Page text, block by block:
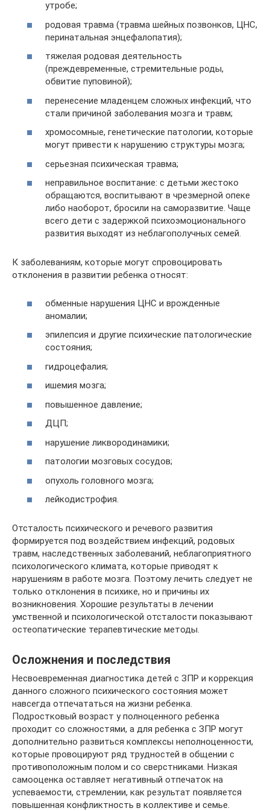
утробе;
родовая травма (травма шейных позвонков, ЦНС,
перинатальная энцефалопатия);
тяжелая родовая деятельность
(преждевременные, стремительные роды,
обвитие пуповиной);
перенесение младенцем сложных инфекций, что
стали причиной заболевания мозга и травм;
хромосомные, генетические патологии, которые
могут привести к нарушению структуры мозга;
серьезная психическая травма;
неправильное воспитание: с детьми жестоко
обращаются, воспитывают в чрезмерной опеке
либо наоборот, бросили на саморазвитие. Чаще
всего дети с задержкой психоэмоционального
развития выходят из неблагополучных семей.
К заболеваниям, которые могут спровоцировать
отклонения в развитии ребенка относят:
обменные нарушения ЦНС и врожденные
аномалии;
эпилепсия и другие психические патологические
состояния;
гидроцефалия;
ишемия мозга;
повышенное давление;
ДЦП;
нарушение ликвородинамики;
патологии мозговых сосудов;
опухоль головного мозга;
лейкодистрофия.
Отсталость психического и речевого развития
формируется под воздействием инфекций, родовых
травм, наследственных заболеваний, неблагоприятного
психологического климата, которые приводят к
нарушениям в работе мозга. Поэтому лечить следует не
только отклонения в психике, но и причины их
возникновения. Хорошие результаты в лечении
умственной и психологической отсталости показывают
остеопатические терапевтические методы.
Осложнения и последствия
Несвоевременная диагностика детей с ЗПР и коррекция
данного сложного психического состояния может
навсегда отпечататься на жизни ребенка.
Подростковый возраст у полноценного ребенка
проходит со сложностями, а для ребенка с ЗПР могут
дополнительно развиться комплексы неполноценности,
которые провоцируют ряд трудностей в общении с
противоположным полом и со сверстниками. Низкая
самооценка оставляет негативный отпечаток на
успеваемости, стремлении, как результат появляется
повышенная конфликтность в коллективе и семье.